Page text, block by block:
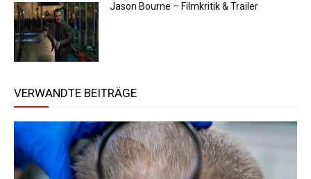
Jason Bourne – Filmkritik & Trailer
VERWANDTE BEITRÄGE